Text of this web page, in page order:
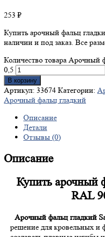
253 ₽
Купить арочный фальц
наличии и под заказ. Все
Количество товара Арочный
0,5
В корзину
Артикул: 33674 Категории:
Арочный фальц гладкий
Описание
Детали
Отзывы (0)
Описание
Купить арочный
RAL
Арочный фальц гладкий
решение для кровельных и